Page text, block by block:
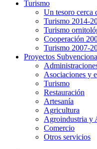
Turismo
Un tesoro cerca
Turismo 2014-
Turismo
Cooperación
Turismo 2007-
Proyectos
Asociaciones y
Turismo
Restauración
Artesanía
Agricultura
Agroindustria y
Comercio
Otros servicios